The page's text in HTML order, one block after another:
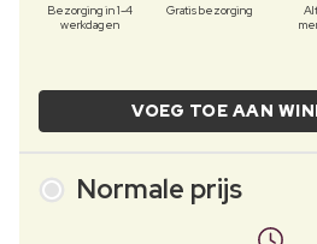
Bezorging in 1-4
werkdagen
Gratis bezorging
VOEG TOE AAN
Normale prijs